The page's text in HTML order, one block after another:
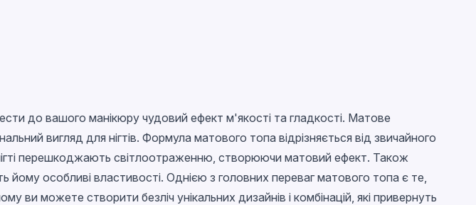
до вашого манікюру чудовий ефект м'якості та гладкості. Матове
вигляд для нігтів. Формула матового топа відрізняється від звичайного
нігті перешкоджають світлоотраженню, створюючи матовий ефект. Також
йому особливі властивості. Однією з головних переваг матового топа є те,
можете створити безліч унікальних дизайнів і комбінацій, які привернуть